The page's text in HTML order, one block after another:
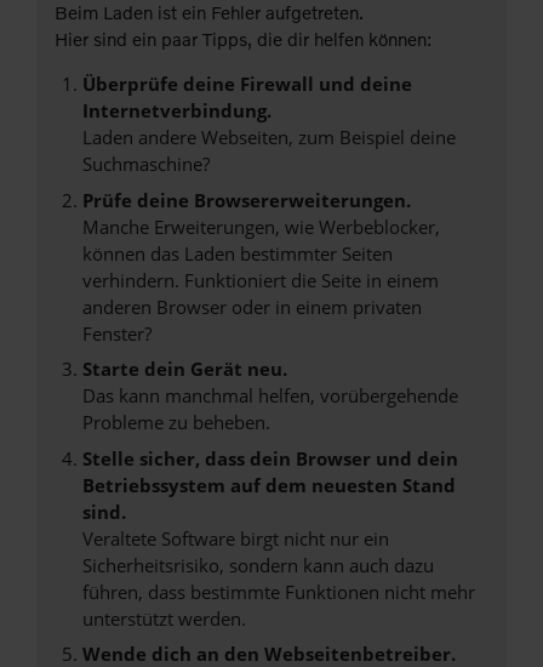
Beim Laden ist ein Fehler aufgetreten.
Hier sind ein paar Tipps, die dir helfen können:
Überprüfe deine Firewall und deine
Internetverbindung.
Laden andere Webseiten, zum Beispiel deine
Suchmaschine?
Prüfe deine Browsererweiterungen.
Manche Erweiterungen, wie Werbeblocker,
können das Laden bestimmter Seiten
verhindern. Funktioniert die Seite in einem
anderen Browser oder in einem privaten
Fenster?
Starte dein Gerät neu.
Das kann manchmal helfen, vorübergehende
Probleme zu beheben.
Stelle sicher, dass dein Browser und dein
Betriebssystem auf dem neuesten Stand
sind.
Veraltete Software birgt nicht nur ein
Sicherheitsrisiko, sondern kann auch dazu
führen, dass bestimmte Funktionen nicht mehr
unterstützt werden.
Wende dich an den Webseitenbetreiber.